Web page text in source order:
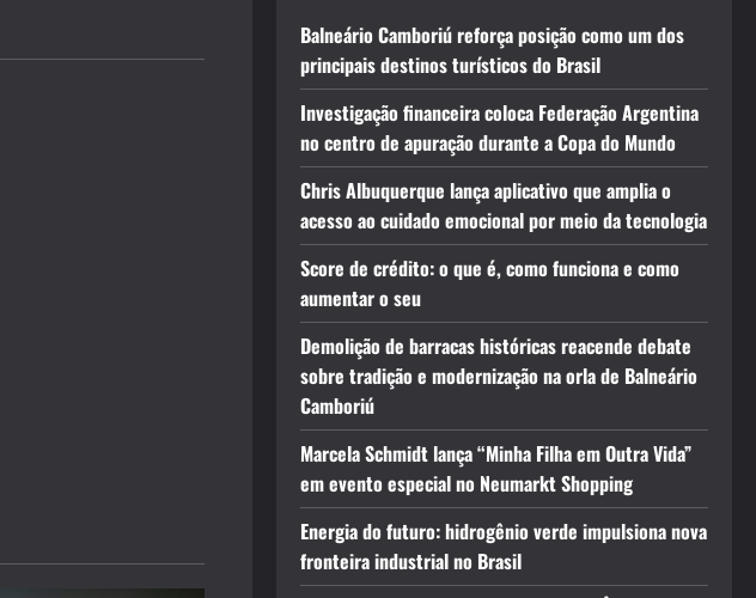
Balneário Camboriú reforça posição como um dos
principais destinos turísticos do Brasil
Investigação financeira coloca Federação Argentina
no centro de apuração durante a Copa do Mundo
Chris Albuquerque lança aplicativo que amplia o
acesso ao cuidado emocional por meio da tecnologia
Score de crédito: o que é, como funciona e como
aumentar o seu
Demolição de barracas históricas reacende debate
sobre tradição e modernização na orla de Balneário
Camboriú
Marcela Schmidt lança “Minha Filha em Outra Vida”
em evento especial no Neumarkt Shopping
Energia do futuro: hidrogênio verde impulsiona nova
fronteira industrial no Brasil